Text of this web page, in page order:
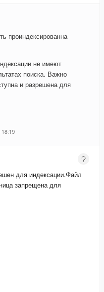
проиндексированна
не имеют
поиска. Важно
и разрешена для
для индексации.Файл
запрещена для